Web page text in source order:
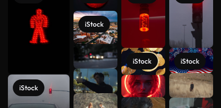
iStock
iStock
iStock iStock
Ver más